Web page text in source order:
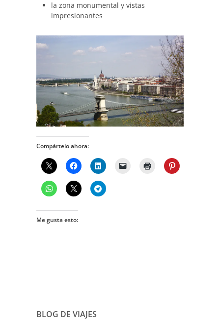
la zona monumental y vistas
impresionantes
Compártelo ahora:
Me gusta esto:
BLOG DE VIAJES